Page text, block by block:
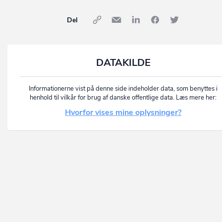
Del
DATAKILDE
Informationerne vist på denne side indeholder data, som benyttes i
henhold til vilkår for brug af danske offentlige data. Læs mere her:
Hvorfor vises mine oplysninger?